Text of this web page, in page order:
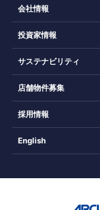
会社情報
投資家情報
サステナビリティ
店舗物件募集
採用情報
English